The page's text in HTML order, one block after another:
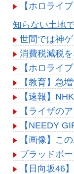
【ホロライ
Powered by
知らない土地
世間では神
消費税減税
【ホロライ
【教育】急
【速報】
【ライザの
【NEEDY
【画像】こ
ブラッドボ
【日向坂46